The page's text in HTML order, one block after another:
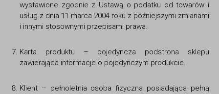
wystawione zgodnie z Ustawą o podatku od towarów i
usług z dnia 11 marca 2004 roku z późniejszymi zmianami
i innymi stosownymi przepisami prawa.
Karta produktu – pojedyncza podstrona sklepu
zawierająca informacje o pojedynczym produkcie.
Klient – pełnoletnia osoba fizyczna posiadająca pełną